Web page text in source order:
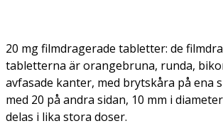
20 mg filmdragerade tabletter: de
tabletterna är orangebruna, runda,
avfasade kanter, med brytskåra på ena
med 20 på andra sidan, 10 mm i
delas i lika stora doser.